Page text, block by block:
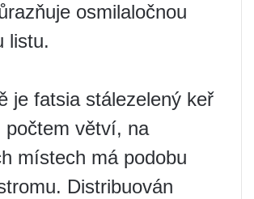
osmilaločnou
listu.
je fatsia stálezelený keř
počtem větví, na
místech má podobu
Distribuován